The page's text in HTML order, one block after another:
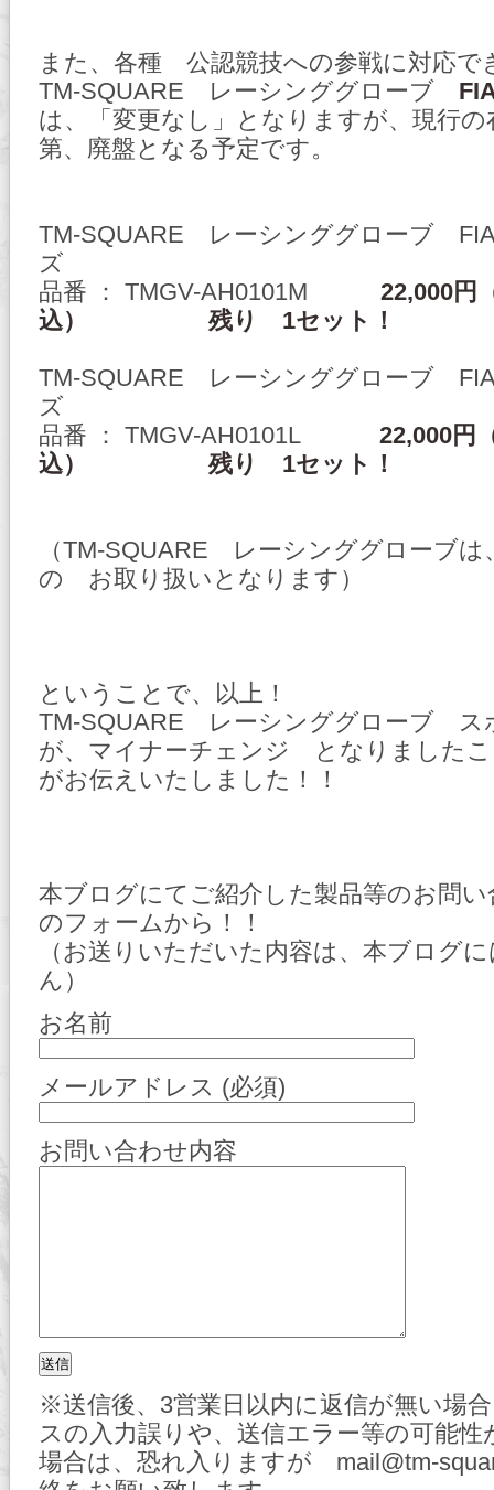
また、各種 公認競技への参戦に対応で
TM-SQUARE レーシンググローブ
は、「変更なし」となりますが、現行
第、廃盤となる予定です。
TM-SQUARE レーシンググローブ
ズ
品番 ： TMGV-AH0101M 22,000円
込） 残り 1セット！
TM-SQUARE レーシンググローブ
ズ
品番 ： TMGV-AH0101L 22,000円
込） 残り 1セット！
（TM-SQUARE レーシンググローブ
の お取り扱いとなります）
ということで、以上！
TM-SQUARE レーシンググローブ
が、マイナーチェンジ となりました
がお伝えいたしました！！
本ブログにてご紹介した製品等のお問
のフォームから！！
（お送りいただいた内容は、本ブログ
ん）
お名前
メールアドレス (必須)
お問い合わせ内容
※送信後、3営業日以内に返信が無い場
スの入力誤りや、送信エラー等の可能
場合は、恐れ入りますが mail@tm-